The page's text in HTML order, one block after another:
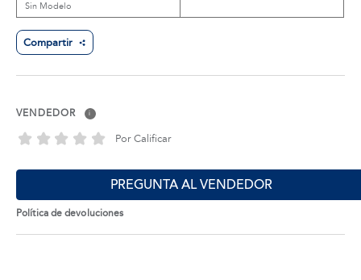
Sin Modelo
Compartir
VENDEDOR i
Por Calificar
PREGUNTA AL VENDEDOR
Política de devoluciones